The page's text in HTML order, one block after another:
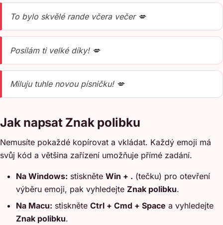
To bylo skvělé rande včera večer 💋
Posílám ti velké díky! 💋
Miluju tuhle novou písničku! 💋
Jak napsat Znak polibku
Nemusíte pokaždé kopírovat a vkládat. Každý emoji má
svůj kód a většina zařízení umožňuje přímé zadání.
Na Windows: stiskněte Win + . (tečku) pro otevření
výběru emoji, pak vyhledejte Znak polibku.
Na Macu: stiskněte Ctrl + Cmd + Space a vyhledejte
Znak polibku.